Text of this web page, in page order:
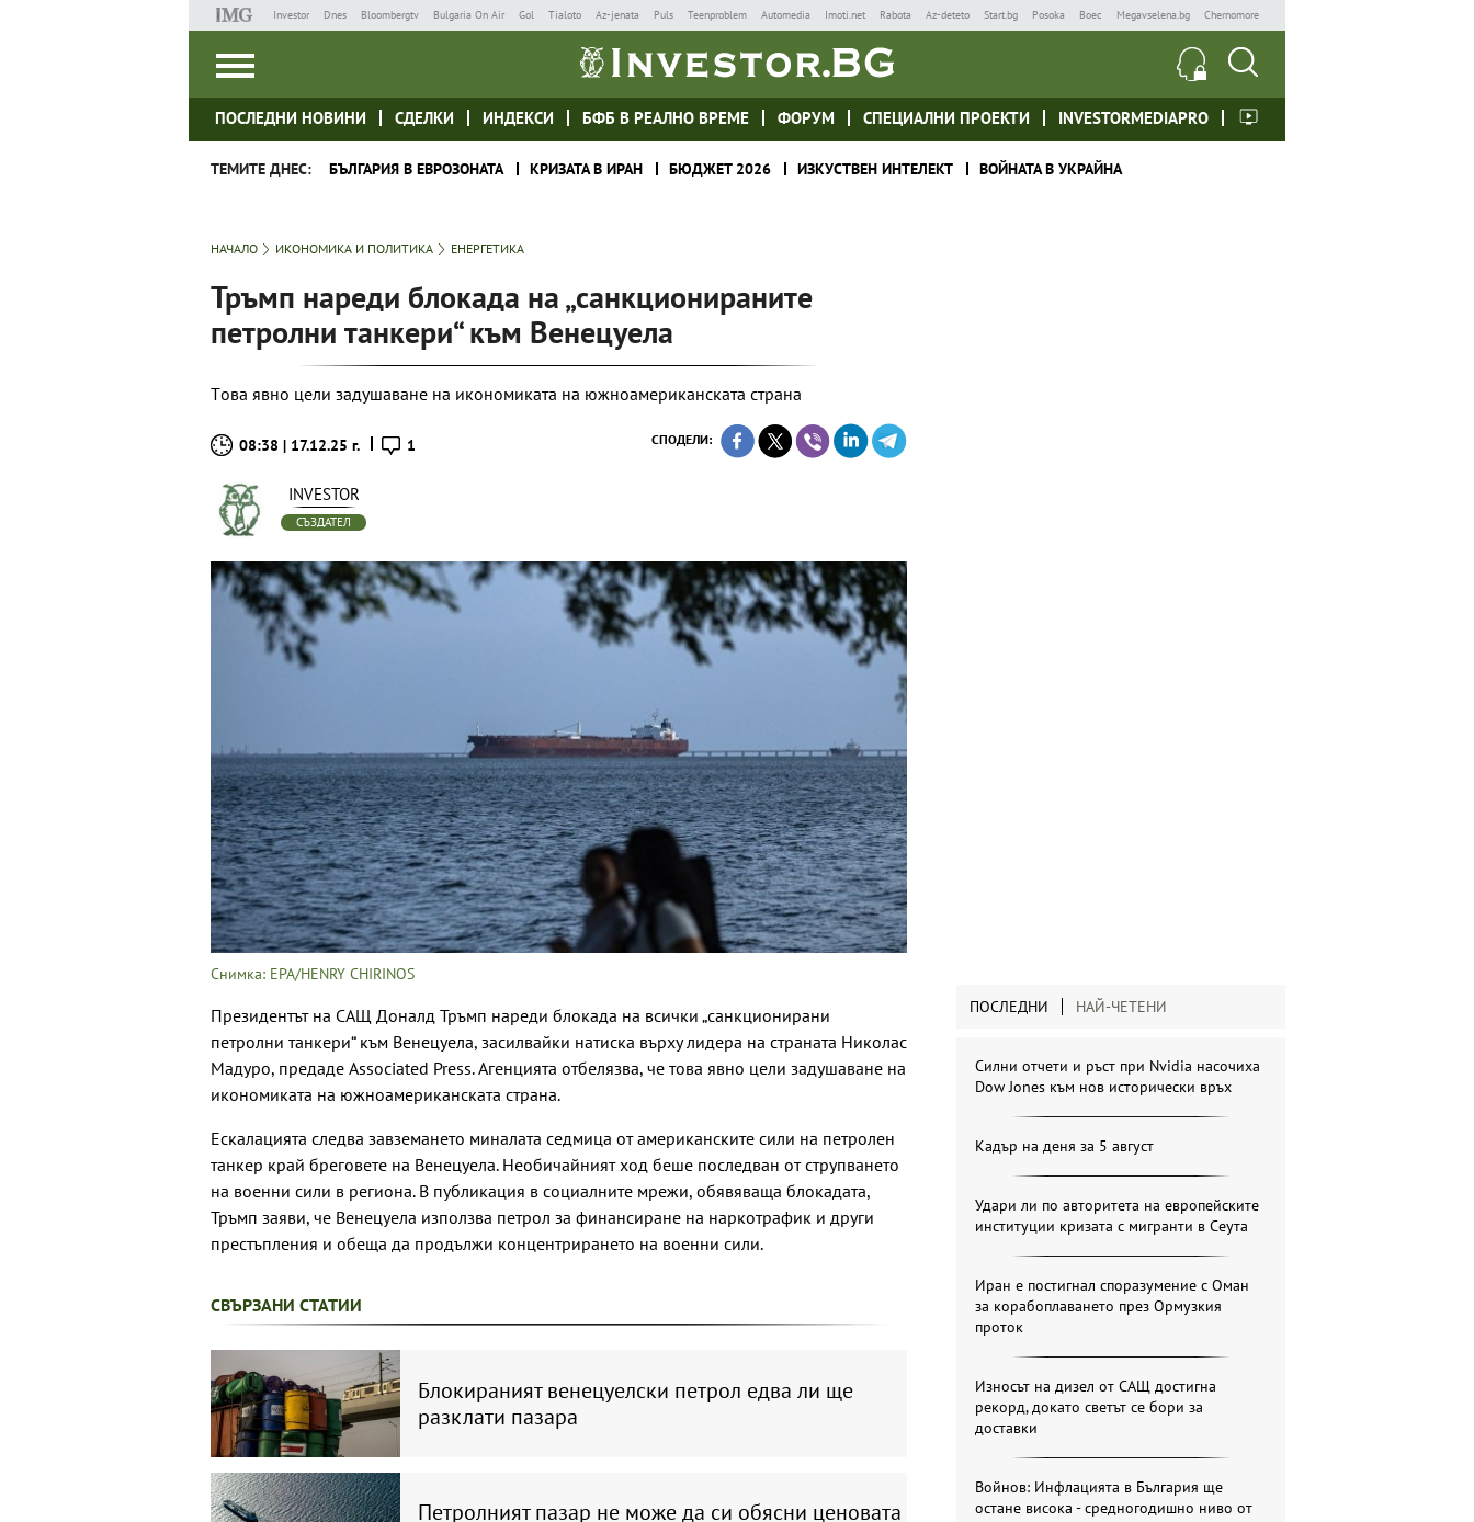
Investor Dnes Bloombergtv Bulgaria On Air Gol Tialoto Az-jenata Puls Teenproblem Automedia Imoti.net Rabota Az-deteto Start.bg Posoka Boec Megavselena.bg Chernomore
ПОСЛЕДНИ НОВИНИ СДЕЛКИ ИНДЕКСИ БФБ В РЕАЛНО ВРЕМЕ ФОРУМ СПЕЦИАЛНИ ПРОЕКТИ INVESTORMEDIAPRO
ТЕМИТЕ ДНЕС: БЪЛГАРИЯ В ЕВРОЗОНАТА КРИЗАТА В ИРАН БЮДЖЕТ 2026 ИЗКУСТВЕН ИНТЕЛЕКТ ВОЙНАТА В УКРАЙНА
НАЧАЛО ИКОНОМИКА И ПОЛИТИКА ЕНЕРГЕТИКА
Тръмп нареди блокада на „санкционираните
петролни танкери“ към Венецуела
Tова явно цели задушаване на икономиката на южноамериканската страна
08:38 | 17.12.25 г. 1 СПОДЕЛИ:
INVESTOR
СЪЗДАТЕЛ
Снимка: EPA/HENRY CHIRINOS
Президентът на САЩ Доналд Тръмп нареди блокада на всички „санкционирани
петролни танкери“ към Венецуела, засилвайки натиска върху лидера на страната Николас
Мадуро, предаде Associated Press. Агенцията отбелязва, че това явно цели задушаване на
икономиката на южноамериканската страна.
Ескалацията следва завземането миналата седмица от американските сили на петролен
танкер край бреговете на Венецуела. Необичайният ход беше последван от струпването
на военни сили в региона. В публикация в социалните мрежи, обявяваща блокадата,
Тръмп заяви, че Венецуела използва петрол за финансиране на наркотрафик и други
престъпления и обеща да продължи концентрирането на военни сили.
СВЪРЗАНИ СТАТИИ
Блокираният венецуелски петрол едва ли ще
разклати пазара
Петролният пазар не може да си обясни ценовата
ПОСЛЕДНИ НАЙ-ЧЕТЕНИ
Силни отчети и ръст при Nvidia насочиха
Dow Jones към нов исторически връх
Кадър на деня за 5 август
Удари ли по авторитета на европейските
институции кризата с мигранти в Сеута
Иран е постигнал споразумение с Оман
за корабоплаването през Ормузкия
проток
Износът на дизел от САЩ достигна
рекорд, докато светът се бори за
доставки
Войнов: Инфлацията в България ще
остане висока - средногодишно ниво от